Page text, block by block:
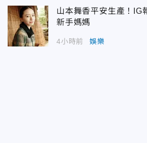
山本舞香平安生產！
新手媽媽
4小時前 娛樂